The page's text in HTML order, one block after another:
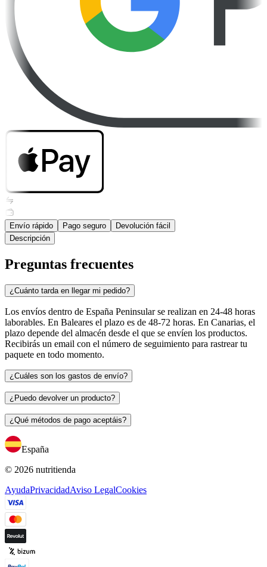
Envío rápido Pago seguro
Devolución fácil
Descripción
Preguntas frecuentes
¿Cuánto tarda en llegar mi pedido?
Los envíos dentro de España Peninsular se realizan en 24-48 horas
laborables. En Baleares el plazo es de 48-72 horas. En Canarias, el
plazo depende del almacén desde el que se envíen los productos.
Recibirás un email con el número de seguimiento para rastrear tu
paquete en todo momento.
¿Cuáles son los gastos de envío?
¿Puedo devolver un producto?
¿Qué métodos de pago aceptáis?
España
© 2026 nutritienda
AyudaPrivacidadAviso LegalCookies